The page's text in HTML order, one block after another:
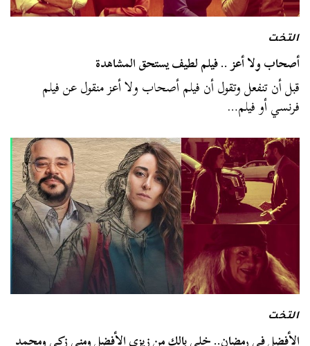
التخت
أصحاب ولا أعز .. فيلم لطيف يستحق المشاهدة
قبل أن تنفعل وتقول أن فيلم أصحاب ولا أعز منقول عن فيلم
فرنسي أو فيلم…
التخت
الأفضل في رمضان.. خلي بالك من زيزي الأفضل ومنى زكي ومحمد